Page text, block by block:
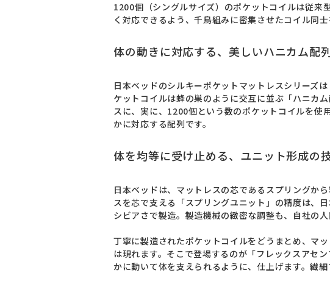
1200個（シングルサイズ）のポケットコイルは従来
く対応できるよう、千鳥組みに密集させたコイル同
体の動きに対応する、美しいハニカム配
日本ベッドのシルキーポケットマットレスシリーズ
ケットコイルは蜂の巣のように交互に並ぶ「ハニカ
スに、実に、1200個という数のポケットコイルを使
かに対応する配列です。
体を均等に受け止める、ユニット形成の
日本ベッドは、マットレスの芯であるスプリングか
スを芯で支える「スプリングユニット」の精度は、
シビアさで製造。製造機械の緻密な調整も、自社の人
丁寧に製造されたポケットコイルをどうまとめ、マ
は現れます。そこで登場するのが「フレックスアセ
かに動いて体を支えられるように、仕上げます。繊